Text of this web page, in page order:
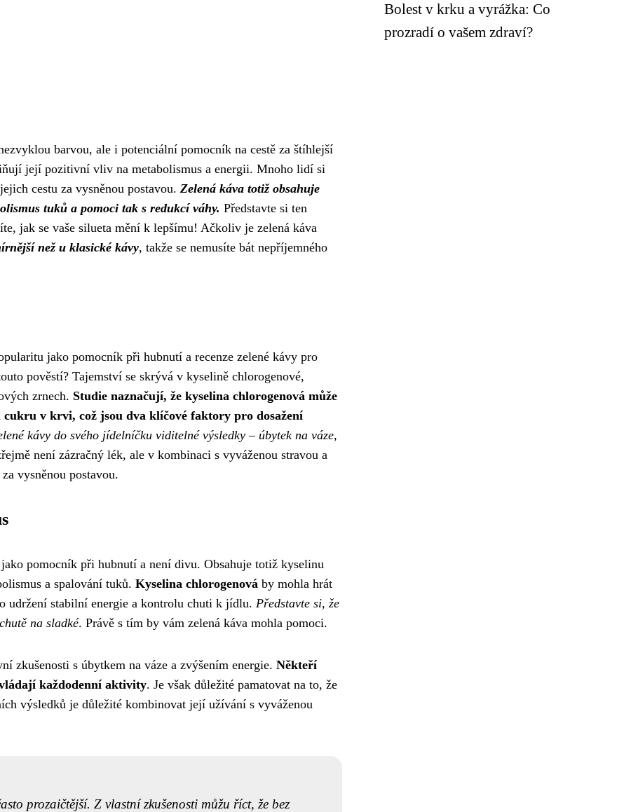
barvou, ale i potenciální pomocník na cestě za štíhlejší
její pozitivní vliv na metabolismus a energii. Mnoho lidí si
cestu za vysněnou postavou. Zelená káva totiž obsahuje
tuků a pomoci tak s redukcí váhy. Představte si ten
jak se vaše silueta mění k lepšímu! Ačkoliv je zelená káva
než u klasické kávy, takže se nemusíte bát nepříjemného
jako pomocník při hubnutí a recenze zelené kávy pro
pověstí? Tajemství se skrývá v kyselině chlorogenové,
zrnech. Studie naznačují, že kyselina chlorogenová může
v krvi, což jsou dva klíčové faktory pro dosažení
kávy do svého jídelníčku viditelné výsledky – úbytek na váze,
není zázračný lék, ale v kombinaci s vyváženou stravou a
vysněnou postavou.
pomocník při hubnutí a není divu. Obsahuje totiž kyselinu
a spalování tuků. Kyselina chlorogenová by mohla hrát
stabilní energie a kontrolu chuti k jídlu. Představte si, že
na sladké. Právě s tím by vám zelená káva mohla pomoci.
zkušenosti s úbytkem na váze a zvýšením energie. Někteří
každodenní aktivity. Je však důležité pamatovat na to, že
výsledků je důležité kombinovat její užívání s vyváženou
prozaičtější. Z vlastní zkušenosti můžu říct, že bez
Bolest v krku a vyrážka: Co
prozradí o vašem zdraví?